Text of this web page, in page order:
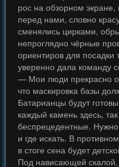
рос на обзорном
перед нами, словно
сменялись цирками,
непроглядно чёрные
ориентиров для
уверенно дала команду
— Мои люди прекрасно
что маскировка базы
Батарианцы будут
каждый камень здесь,
беспрецедентные. Нужно
и где искать. В
в стоге сена будет
Под нависающей